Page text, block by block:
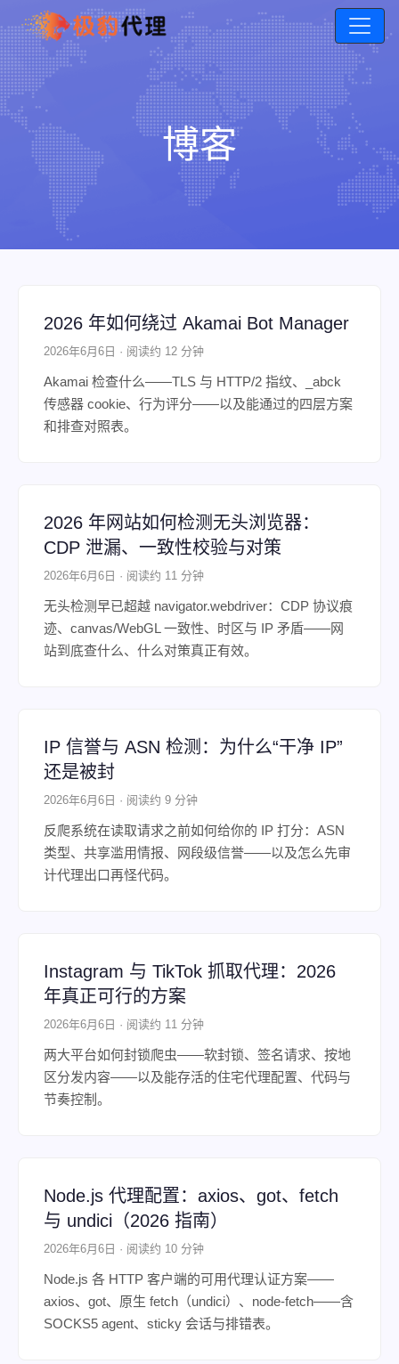
博客
2026 年如何绕过 Akamai Bot Manager
2026年6月6日 · 阅读约 12 分钟
Akamai 检查什么——TLS 与 HTTP/2 指纹、_abck
传感器 cookie、行为评分——以及能通过的四层方案
和排查对照表。
2026 年网站如何检测无头浏览器：
CDP 泄漏、一致性校验与对策
2026年6月6日 · 阅读约 11 分钟
无头检测早已超越 navigator.webdriver：CDP 协议痕
迹、canvas/WebGL 一致性、时区与 IP 矛盾——网
站到底查什么、什么对策真正有效。
IP 信誉与 ASN 检测：为什么“干净 IP”
还是被封
2026年6月6日 · 阅读约 9 分钟
反爬系统在读取请求之前如何给你的 IP 打分：ASN
类型、共享滥用情报、网段级信誉——以及怎么先审
计代理出口再怪代码。
Instagram 与 TikTok 抓取代理：2026
年真正可行的方案
2026年6月6日 · 阅读约 11 分钟
两大平台如何封锁爬虫——软封锁、签名请求、按地
区分发内容——以及能存活的住宅代理配置、代码与
节奏控制。
Node.js 代理配置：axios、got、fetch
与 undici（2026 指南）
2026年6月6日 · 阅读约 10 分钟
Node.js 各 HTTP 客户端的可用代理认证方案——
axios、got、原生 fetch（undici）、node-fetch——含
SOCKS5 agent、sticky 会话与排错表。